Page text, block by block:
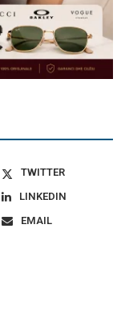
TWITTER
LINKEDIN
EMAIL